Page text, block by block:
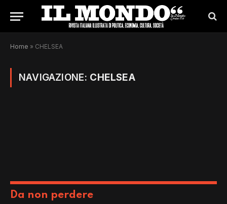
Home » CHELSEA
NAVIGAZIONE: CHELSEA
Da non perdere